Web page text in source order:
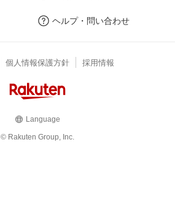
ヘルプ・問い合わせ
個人情報保護方針 採用情報
Language
© Rakuten Group, Inc.